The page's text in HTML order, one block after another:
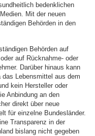
bedenklichen
Mit der neuen
Behörden in den
Behörden auf
auf Rücknahme- oder
Darüber hinaus kann
Lebensmittel aus dem
kein Hersteller oder
Anbindung an den
direkt über neue
für einzelne Bundesländer.
Transparenz in der
bislang nicht gegeben